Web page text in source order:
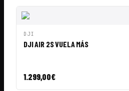
VISTA RÁPIDA
DJI
DJI AIR 2S VUELA MÁS
1.299,00€